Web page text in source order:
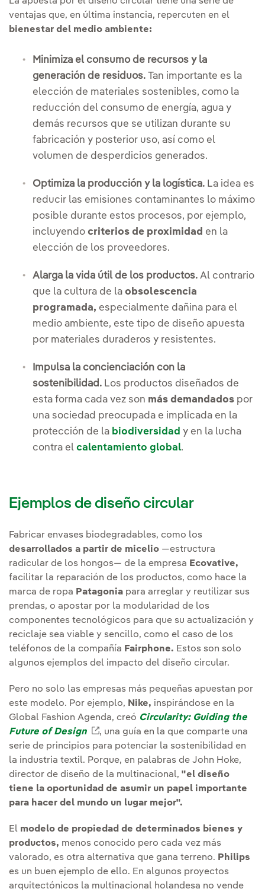
ventajas que, en última instancia, repercuten en el
bienestar del medio ambiente:
Minimiza el consumo de recursos y la
generación de residuos. Tan importante es la
elección de materiales sostenibles, como la
reducción del consumo de energía, agua y
demás recursos que se utilizan durante su
fabricación y posterior uso, así como el
volumen de desperdicios generados.
Optimiza la producción y la logística. La idea es
reducir las emisiones contaminantes lo máximo
posible durante estos procesos, por ejemplo,
incluyendo criterios de proximidad en la
elección de los proveedores.
Alarga la vida útil de los productos. Al contrario
que la cultura de la obsolescencia
programada, especialmente dañina para el
medio ambiente, este tipo de diseño apuesta
por materiales duraderos y resistentes.
Impulsa la concienciación con la
sostenibilidad. Los productos diseñados de
esta forma cada vez son más demandados por
una sociedad preocupada e implicada en la
protección de la biodiversidad y en la lucha
contra el calentamiento global.
Ejemplos de diseño circular
Fabricar envases biodegradables, como los
desarrollados a partir de micelio —estructura
radicular de los hongos— de la empresa Ecovative,
facilitar la reparación de los productos, como hace la
marca de ropa Patagonia para arreglar y reutilizar sus
prendas, o apostar por la modularidad de los
componentes tecnológicos para que su actualización y
reciclaje sea viable y sencillo, como el caso de los
teléfonos de la compañía Fairphone. Estos son solo
algunos ejemplos del impacto del diseño circular.
Pero no solo las empresas más pequeñas apuestan por
este modelo. Por ejemplo, Nike, inspirándose en la
Global Fashion Agenda, creó Circularity: Guiding the
Future of Design
Enlace externo, se abre en ventana
, una guía en la que comparte una
serie de principios para potenciar la sostenibilidad en
la industria textil. Porque, en palabras de John Hoke,
director de diseño de la multinacional, "el diseño
tiene la oportunidad de asumir un papel importante
para hacer del mundo un lugar mejor".
El modelo de propiedad de determinados bienes y
productos, menos conocido pero cada vez más
valorado, es otra alternativa que gana terreno. Philips
es un buen ejemplo de ello. En algunos proyectos
arquitectónicos la multinacional holandesa no vende